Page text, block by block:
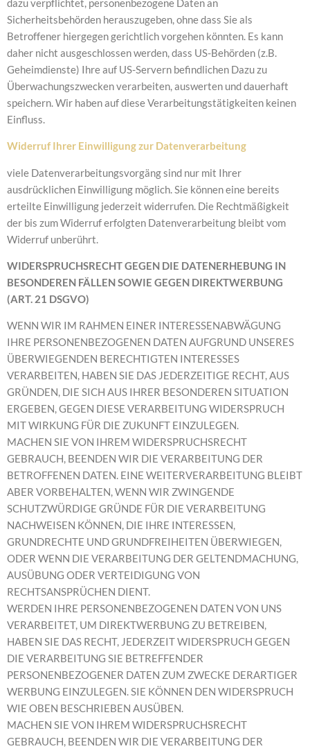
dazu verpflichtet, personenbezogene Daten an
Sicherheitsbehörden herauszugeben, ohne dass Sie als
Betroffener hiergegen gerichtlich vorgehen könnten. Es kann
daher nicht ausgeschlossen werden, dass US-Behörden (z.B.
Geheimdienste) Ihre auf US-Servern befindlichen Dazu zu
Überwachungszwecken verarbeiten, auswerten und dauerhaft
speichern. Wir haben auf diese Verarbeitungstätigkeiten keinen
Einfluss.
Widerruf Ihrer Einwilligung zur Datenverarbeitung
viele Datenverarbeitungsvorgäng sind nur mit Ihrer
ausdrücklichen Einwilligung möglich. Sie können eine bereits
erteilte Einwilligung jederzeit widerrufen. Die Rechtmäßigkeit
der bis zum Widerruf erfolgten Datenverarbeitung bleibt vom
Widerruf unberührt.
WIDERSPRUCHSRECHT GEGEN DIE DATENERHEBUNG IN
BESONDEREN FÄLLEN SOWIE GEGEN DIREKTWERBUNG
(ART. 21 DSGVO)
WENN WIR IM RAHMEN EINER INTERESSENABWÄGUNG
IHRE PERSONENBEZOGENEN DATEN AUFGRUND UNSERES
ÜBERWIEGENDEN BERECHTIGTEN INTERESSES
VERARBEITEN, HABEN SIE DAS JEDERZEITIGE RECHT, AUS
GRÜNDEN, DIE SICH AUS IHRER BESONDEREN SITUATION
ERGEBEN, GEGEN DIESE VERARBEITUNG WIDERSPRUCH
MIT WIRKUNG FÜR DIE ZUKUNFT EINZULEGEN.
MACHEN SIE VON IHREM WIDERSPRUCHSRECHT
GEBRAUCH, BEENDEN WIR DIE VERARBEITUNG DER
BETROFFENEN DATEN. EINE WEITERVERARBEITUNG BLEIBT
ABER VORBEHALTEN, WENN WIR ZWINGENDE
SCHUTZWÜRDIGE GRÜNDE FÜR DIE VERARBEITUNG
NACHWEISEN KÖNNEN, DIE IHRE INTERESSEN,
GRUNDRECHTE UND GRUNDFREIHEITEN ÜBERWIEGEN,
ODER WENN DIE VERARBEITUNG DER GELTENDMACHUNG,
AUSÜBUNG ODER VERTEIDIGUNG VON
RECHTSANSPRÜCHEN DIENT.
WERDEN IHRE PERSONENBEZOGENEN DATEN VON UNS
VERARBEITET, UM DIREKTWERBUNG ZU BETREIBEN,
HABEN SIE DAS RECHT, JEDERZEIT WIDERSPRUCH GEGEN
DIE VERARBEITUNG SIE BETREFFENDER
PERSONENBEZOGENER DATEN ZUM ZWECKE DERARTIGER
WERBUNG EINZULEGEN. SIE KÖNNEN DEN WIDERSPRUCH
WIE OBEN BESCHRIEBEN AUSÜBEN.
MACHEN SIE VON IHREM WIDERSPRUCHSRECHT
GEBRAUCH, BEENDEN WIR DIE VERARBEITUNG DER